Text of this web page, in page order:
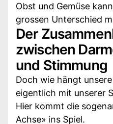
Obst und Gemüse
grossen Unterschied
Der
zwischen
und Stimmung
Doch wie hängt unsere
eigentlich mit unserer
Hier kommt die
Achse» ins Spiel.